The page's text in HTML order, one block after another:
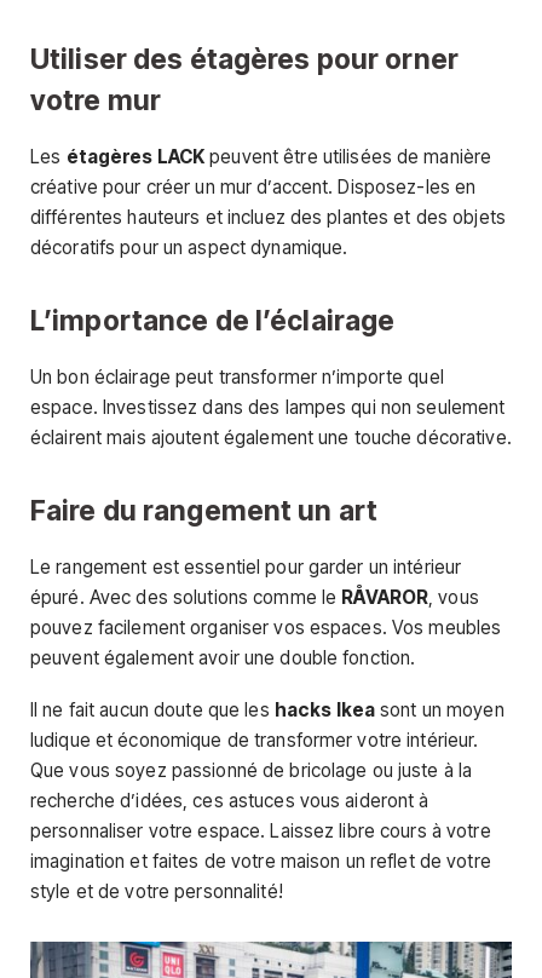
Utiliser des étagères pour orner
votre mur
Les étagères LACK peuvent être utilisées de manière
créative pour créer un mur d’accent. Disposez-les en
différentes hauteurs et incluez des plantes et des objets
décoratifs pour un aspect dynamique.
L’importance de l’éclairage
Un bon éclairage peut transformer n’importe quel
espace. Investissez dans des lampes qui non seulement
éclairent mais ajoutent également une touche décorative.
Faire du rangement un art
Le rangement est essentiel pour garder un intérieur
épuré. Avec des solutions comme le RÅVAROR, vous
pouvez facilement organiser vos espaces. Vos meubles
peuvent également avoir une double fonction.
Il ne fait aucun doute que les hacks Ikea sont un moyen
ludique et économique de transformer votre intérieur.
Que vous soyez passionné de bricolage ou juste à la
recherche d’idées, ces astuces vous aideront à
personnaliser votre espace. Laissez libre cours à votre
imagination et faites de votre maison un reflet de votre
style et de votre personnalité!